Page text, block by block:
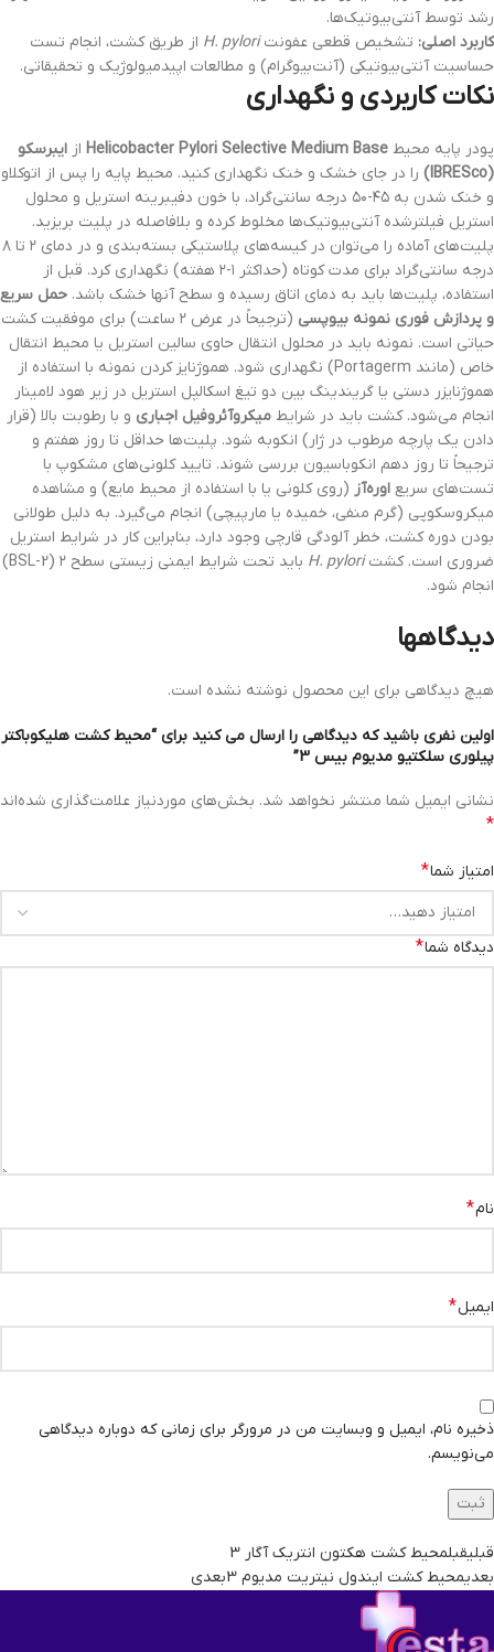
رشد توسط آنتی‌بیوتیک‌ها.
کاربرد اصلی: تشخیص قطعی عفونتH. pylori از طریق کشت، انجام تست
حساسیت آنتی‌بیوتیکی (آنت‌بیوگرام) و مطالعات اپیدمیولوژیک و تحقیقاتی.
نکات کاربردی و نگهداری
پودر پایه محیط Helicobacter Pylori Selective Medium Base از ایبرسکو
(IBRESco)
را در جای خشک و خنک نگهداری کنید. محیط پایه را پس از اتوکلاو
و خنک شدن به ۴۵-۵۰ درجه سانتی‌گراد، با خون دفیبرینه استریل و محلول
استریل فیلترشده آنتی‌بیوتیک‌ها مخلوط کرده و بلافاصله در پلیت بریزید.
پلیت‌های آماده را می‌توان در کیسه‌های پلاستیکی بسته‌بندی و در دمای ۲ تا ۸
درجه سانتی‌گراد برای مدت کوتاه (حداکثر ۱-۲ هفته) نگهداری کرد. قبل از
استفاده، پلیت‌ها باید به دمای اتاق رسیده و سطح آنها خشک باشد. حمل سریع
و پردازش فوری نمونه بیوپسی
(ترجیحاً در عرض ۲ ساعت) برای موفقیت کشت
حیاتی است. نمونه باید در محلول انتقال حاوی سالین استریل یا محیط انتقال
خاص (مانند Portagerm) نگهداری شود. هموژنایز کردن نمونه با استفاده از
هموژنایزر دستی یا گریندینگ بین دو تیغ اسکالپل استریل در زیر هود لامینار
انجام می‌شود. کشت باید در شرایط میکروآئروفیل اجباری و با رطوبت بالا (قرار
دادن یک پارچه مرطوب در ژار) انکوبه شود. پلیت‌ها حداقل تا روز هفتم و
ترجیحاً تا روز دهم انکوباسیون بررسی شوند. تایید کلونی‌های مشکوپ با
تست‌های سریع اوره‌آز (روی کلونی یا با استفاده از محیط مایع) و مشاهده
میکروسکوپی (گرم منفی، خمیده یا مارپیچی) انجام می‌گیرد. به دلیل طولانی
بودن دوره کشت، خطر آلودگی قارچی وجود دارد، بنابراین کار در شرایط استریل
ضروری است. کشتH. pylori
باید تحت شرایط ایمنی زیستی سطح ۲ (BSL-2)
انجام شود.
دیدگاهها
هیچ دیدگاهی برای این محصول نوشته نشده است.
اولین نفری باشید که دیدگاهی را ارسال می کنید برای “محیط کشت هلیکوباکتر
پیلوری سلکتیو مدیوم بیس 3”
نشانی ایمیل شما منتشر نخواهد شد. بخش‌های موردنیاز علامت‌گذاری شده‌اند
*
امتیاز شما*
دیدگاه شما*
نام*
ایمیل*
ذخیره نام، ایمیل و وبسایت من در مرورگر برای زمانی که دوباره دیدگاهی
می‌نویسم.
قبلیقبلمحیط کشت هکتون انتریک آگار 3
بعدیمحیط کشت ایندول نیتریت مدیوم 3 بعدی